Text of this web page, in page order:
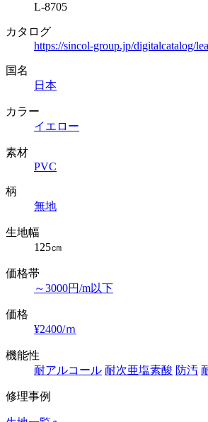
L-8705
カタログ
https://sincol-group.jp/digitalcatalog/
国名
日本
カラー
イエロー
素材
PVC
柄
無地
生地幅
125㎝
価格帯
～3000円/m以下
価格
¥2400/ｍ
機能性
耐アルコール 耐次亜塩素酸 防汚
修理事例